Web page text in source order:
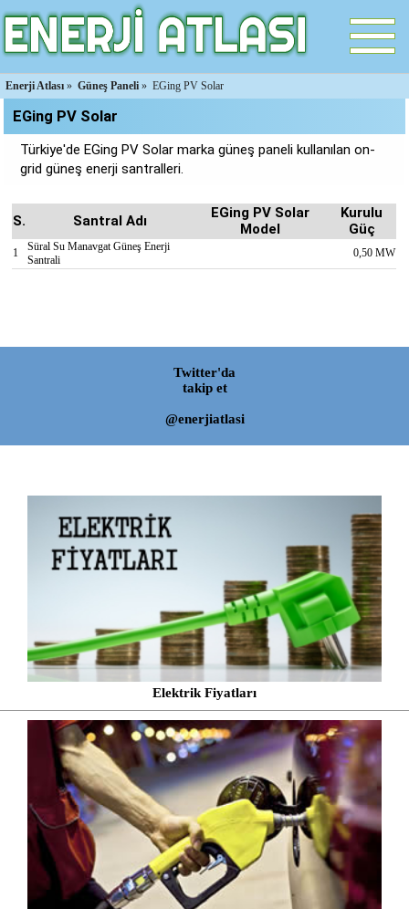
Enerji Atlası » Güneş Paneli » EGing PV Solar
EGing PV Solar
Türkiye'de EGing PV Solar marka güneş paneli kullanılan on-
grid güneş enerji santralleri.
S. Santral Adı
EGing PV Solar
Model
Kurulu
Güç
1
Süral Su Manavgat Güneş Enerji
Santrali
0,50 MW
Twitter'da
takip et
@enerjiatlasi
Elektrik Fiyatları